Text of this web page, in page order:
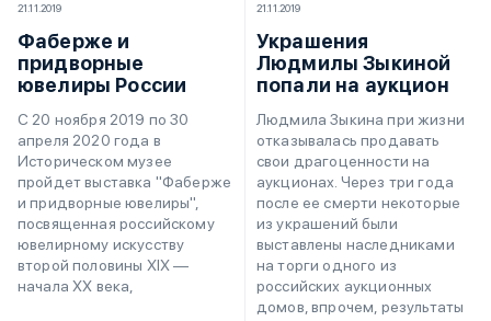
21.11.2019
Фаберже и
придворные
ювелиры России
С 20 ноября 2019 по 30
апреля 2020 года в
Историческом музее
пройдет выставка "Фаберже
и придворные ювелиры",
посвященная российскому
ювелирному искусству
второй половины ХIХ —
начала ХХ века,
21.11.2019
Украшения
Людмилы Зыкиной
попали на аукцион
Людмила Зыкина при жизни
отказывалась продавать
свои драгоценности на
аукционах. Через три года
после ее смерти некоторые
из украшений были
выставлены наследниками
на торги одного из
российских аукционных
домов, впрочем, результаты